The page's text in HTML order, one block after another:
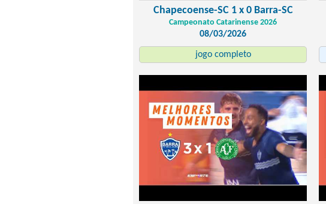
Chapecoense-SC 1 x 0 Barra-SC
Campeonato Catarinense 2026
08/03/2026
jogo completo